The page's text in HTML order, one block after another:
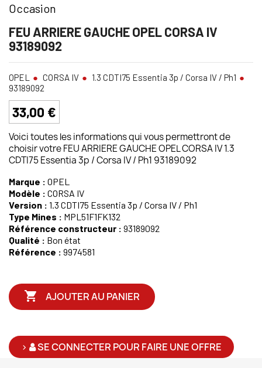
Occasion
FEU ARRIERE GAUCHE OPEL CORSA IV
93189092
OPEL CORSA IV
1.3 CDTI75 Essentia 3p / Corsa IV / Ph1
93189092
33,00 €
Voici toutes les informations qui vous permettront de
choisir votre FEU ARRIERE GAUCHE OPEL CORSA IV 1.3
CDTI75 Essentia 3p / Corsa IV / Ph1 93189092
Marque : OPEL
Modèle : CORSA IV
Version : 1.3 CDTI75 Essentia 3p / Corsa IV / Ph1
Type Mines : MPL51F1FK132
Référence constructeur : 93189092
Qualité : Bon état
Référence : 9974581
 AJOUTER AU PANIER
> SE CONNECTER POUR FAIRE UNE OFFRE